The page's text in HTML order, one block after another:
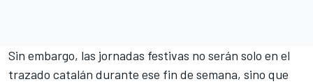
Sin embargo, las jornadas festivas no serán solo en el
trazado catalán durante ese fin de semana, sino que